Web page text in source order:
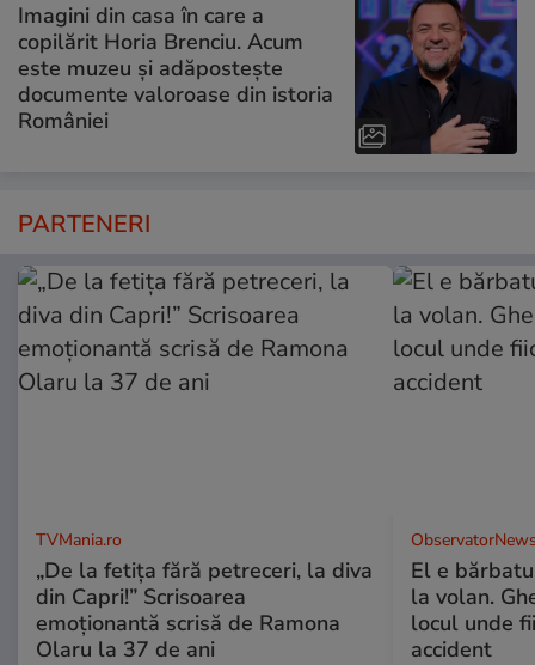
Imagini din casa în care a
copilărit Horia Brenciu. Acum
este muzeu și adăpostește
documente valoroase din istoria
României
PARTENERI
TVMania.ro
„De la fetița fără petreceri, la diva
din Capri!” Scrisoarea
emoționantă scrisă de Ramona
Olaru la 37 de ani
El e
la volan.
locul unde
accident